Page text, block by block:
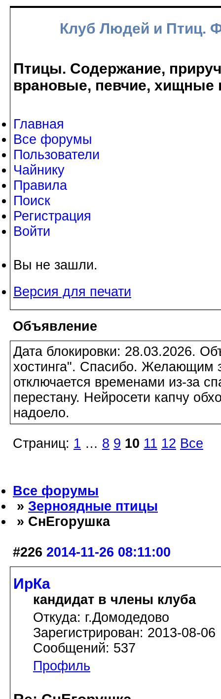
Клуб Людей и Птиц.
Птицы. Содержание,
врановые, певчие, хищные
Главная
Все форумы
Пользователи
Чайнику
Правила
Поиск
Регистрация
Войти
Вы не зашли.
Версия для печати
Объявление
Дата блокировки: 28.03.2026.
хостинга". Спасибо. Желающим
отключается временами из-за
перестану. Нейросети капчу
надоело.
Страниц: 1 … 8 9 10 11 12 Все
Все форумы
» Зерноядные птицы
» СнЕгорушка
#226 2014-11-26 08:11:00
ИрКа
кандидат в члены клуба
Откуда: г.Домодедово
Зарегистрирован: 2013-08-06
Сообщений: 537
Профиль